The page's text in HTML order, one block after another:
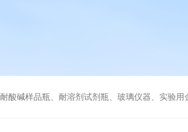
耐酸碱样品瓶、耐溶剂试剂瓶、玻璃仪器、实验